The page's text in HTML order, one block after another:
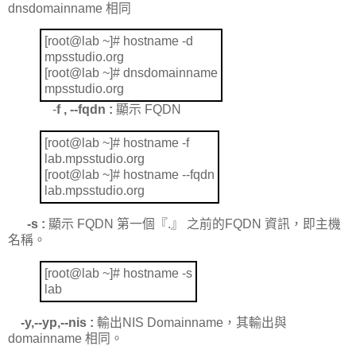
dnsdomainname 相同
[root@lab ~]# hostname -d
mpsstudio.org
[root@lab ~]# dnsdomainname
mpsstudio.org
-f , --fqdn : 顯示 FQDN
[root@lab ~]# hostname -f
lab.mpsstudio.org
[root@lab ~]# hostname --fqdn
lab.mpsstudio.org
-s : 顯示 FQDN 第一個『. 』 之前的FQDN 資訊，即主機
名稱。
[root@lab ~]# hostname -s
lab
-y,--yp,--nis : 輸出NIS Domainname ，其輸出與
domainname 相同。